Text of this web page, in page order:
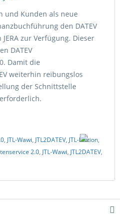
und Kunden als neue
den DATEV
zur Verfügung. Dieser
DATEV
Damit die
weiterhin reibungslos
der Schnittstelle
, JTL-Wawi, JTL2DATEV, JTL-Edition,
2.0, JTL-Wawi, JTL2DATEV,